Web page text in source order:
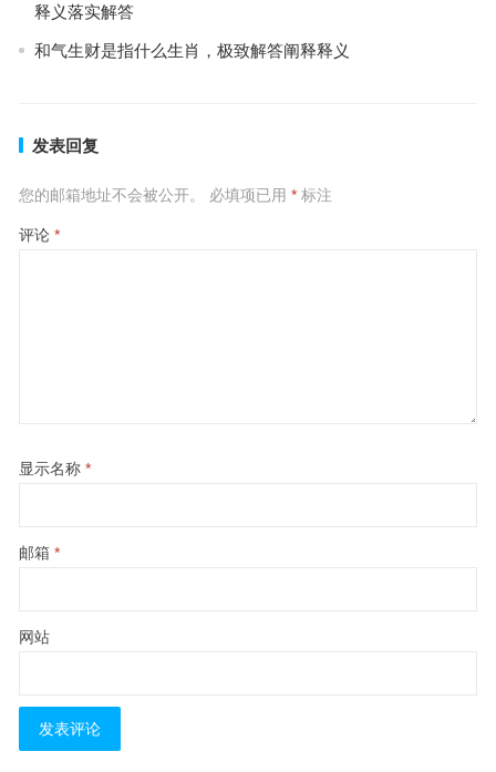
释义落实解答
和气生财是指什么生肖，极致解答阐释释义
发表回复
您的邮箱地址不会被公开。 必填项已用 *标注
评论 *
显示名称 *
邮箱 *
网站